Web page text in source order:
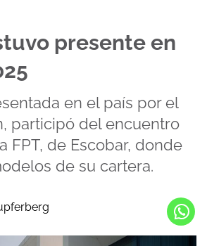
presente en
en el país por el
participó del encuentro
FPT, de Escobar, donde
de su cartera.